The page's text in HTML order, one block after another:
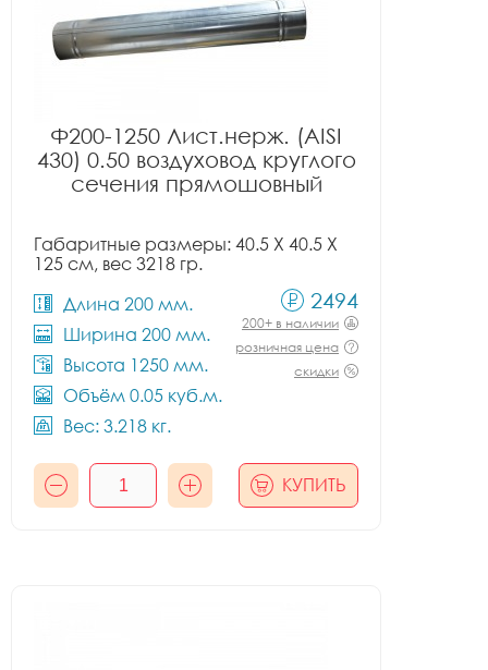
Ф200-1250 Лист.нерж. (AISI
430) 0.50 воздуховод круглого
сечения прямошовный
Габаритные размеры: 40.5 X 40.5 X
125 см, вес 3218 гр.
Длина 200 мм.
Ширина 200 мм.
Высота 1250 мм.
Объём 0.05 куб.м.
Вес: 3.218 кг.
2494
200+ в наличии
розничная цена
скидки
КУПИТЬ